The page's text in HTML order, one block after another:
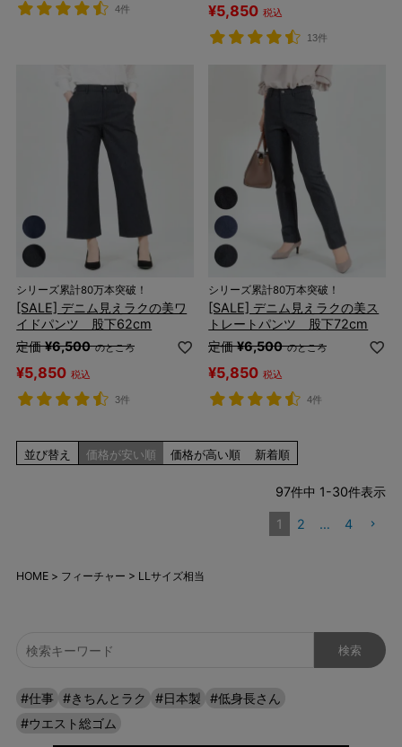
4件 ¥5,850 税込
13件
シリーズ累計80万本突破！
[SALE] デニム見えラクの美ワ
イドパンツ 股下62cm
定価 ¥6,500 のところ
¥5,850 税込
3件
シリーズ累計80万本突破！
[SALE] デニム見えラクの美ス
トレートパンツ 股下72cm
定価 ¥6,500 のところ
¥5,850 税込
4件
並び替え 価格が安い順 価格が高い順 新着順
97件中 1-30件表示
1 2 … 4
HOME フィーチャー LLサイズ相当
#仕事 #きちんとラク #日本製
#低身長さん
#ウエスト総ゴム